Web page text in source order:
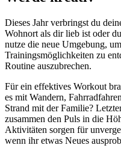
Dieses Jahr verbringst du
Wohnort als dir lieb ist oder
nutze die neue Umgebung,
Trainingsmöglichkeiten zu
Routine auszubrechen.
Für ein effektives Workout
es mit Wandern,
Strand mit der Familie?
zusammen den Puls in die
Aktivitäten sorgen für
wenn ihr etwas Neues